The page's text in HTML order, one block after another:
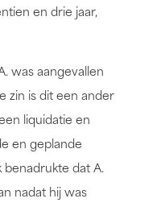
en drie jaar,
was aangevallen
zin is dit een ander
liquidatie en
en geplande
benadrukte dat A.
nadat hij was